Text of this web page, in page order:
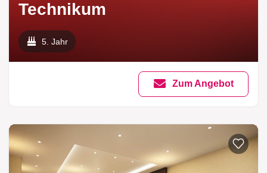
Technikum
5. Jahr
Zum Angebot